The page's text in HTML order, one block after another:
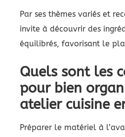
Par ses thèmes variés et
invite à découvrir des
équilibrés, favorisant le
Quels sont les
pour bien
atelier cuisine
Préparer le matériel à